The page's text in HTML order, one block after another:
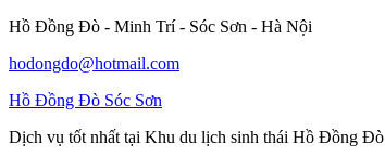
Skip
content
Hồ Đồng Đò - Minh Trí - Sóc Sơn - Hà Nội
hodongdo@hotmail.com
Hồ Đồng Đò Sóc Sơn
Dịch vụ tốt nhất tại Khu du lịch sinh thái Hồ Đồng Đò